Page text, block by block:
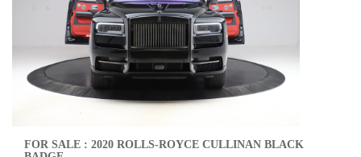
FOR SALE : 2020 ROLLS-ROYCE CULLINAN BLACK